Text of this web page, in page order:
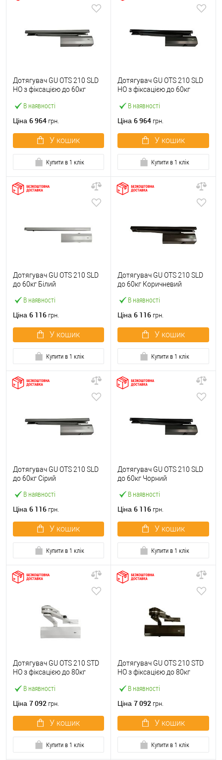
В наявності
Дотягувач GU ОТS 210 SLD
HO з фіксацією до 60кг
Ціна 6 964 грн.
У кошик
Купити в 1 клік
В наявності
Дотягувач GU ОТS 210 SLD
HO з фіксацією до 60кг
Ціна 6 964 грн.
У кошик
Купити в 1 клік
В наявності
Дотягувач GU ОТS 210 SLD
до 60кг Білий
Ціна 6 116 грн.
У кошик
Купити в 1 клік
В наявності
Дотягувач GU ОТS 210 SLD
до 60кг Коричневий
Ціна 6 116 грн.
У кошик
Купити в 1 клік
В наявності
Дотягувач GU ОТS 210 SLD
до 60кг Сірий
Ціна 6 116 грн.
У кошик
Купити в 1 клік
В наявності
Дотягувач GU ОТS 210 SLD
до 60кг Чорний
Ціна 6 116 грн.
У кошик
Купити в 1 клік
В наявності
Дотягувач GU ОТS 210 STD
HO з фіксацією до 80кг
Ціна 7 092 грн.
У кошик
Купити в 1 клік
В наявності
Дотягувач GU ОТS 210 STD
HO з фіксацією до 80кг
Ціна 7 092 грн.
У кошик
Купити в 1 клік